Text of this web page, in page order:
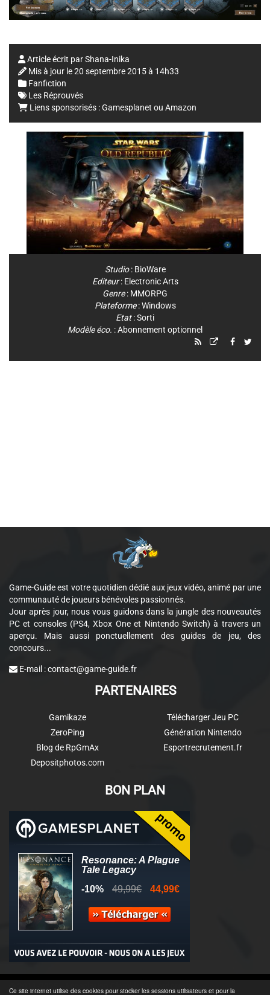
Ce site internet utilise des cookies pour stocker les sessions utilisateurs et pour la
Article écrit parShana-Inika
Mis à jour le20 septembre 2015 à 14h33
Fanfiction
Les Réprouvés
Liens sponsorisés :Gamesplanet ou Amazon
Studio: BioWare
Editeur: Electronic Arts
Genre: MMORPG
Plateforme:Windows
Etat: Sorti
Modèle éco. : Abonnement optionnel
Game-Guide est votre quotidien dédié aux jeux vidéo, animé par une
communauté de joueurs bénévoles passionnés.
Jour après jour, nous vous guidons dans la jungle des nouveautés
PC et consoles (PS4, Xbox One et Nintendo Switch) à travers un
aperçu. Mais aussi ponctuellement des guides de jeu, des
concours...
E-mail :contact@game-guide.fr
PARTENAIRES
Gamikaze
ZeroPing
Blog de RpGmAx
Depositphotos.com
Télécharger Jeu PC
Génération Nintendo
Esportrecrutement.fr
BON PLAN
© 2011-2025 - Association Clamidra - Wordpress